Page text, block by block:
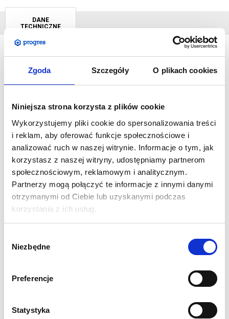
Zgoda Szczegóły O plikach cookies
Niniejsza strona korzysta z plików cookie
Wykorzystujemy pliki cookie do spersonalizowania treści
i reklam, aby oferować funkcje społecznościowe i
analizować ruch w naszej witrynie. Informacje o tym, jak
korzystasz z naszej witryny, udostępniamy partnerom
społecznościowym, reklamowym i analitycznym.
Partnerzy mogą połączyć te informacje z innymi danymi
otrzymanymi od Ciebie lub uzyskanymi podczas
korzystania z ich usług.
zgody
Niezbędne
Preferencje
Statystyka
DANE
TECHNICZNE
Stojaki reklamowe to niezbędny element każdego stoiska
targowego. Po złożeniu mieszczą się w torbie lub walizce, co
Za ich pomocą możesz prowadzić dystrybucję swoich ulotek i
katalogów zarówno na targach jak i w siedzibie swojej firmy.
Sprawia to, że produkty te są uniwersalne i można używać ich
cały czas w dowolnym miejscu.
Z-Shapejest popularnym aluminiowym stojakiem
reklamowym, niezwykle stylowym i mobilnym. Idealnie
sprawdzi się na wystawach, targach i pokazach.
SPECYFIKACJA:
Wymiar rozłożonego stojaka w mm: 1460 (wys.) x 256
(szer.) x 370 (gł.)
(szer.) x 400 (gł.)
Solidny aluminiowy stelaż poddany anodowaniu